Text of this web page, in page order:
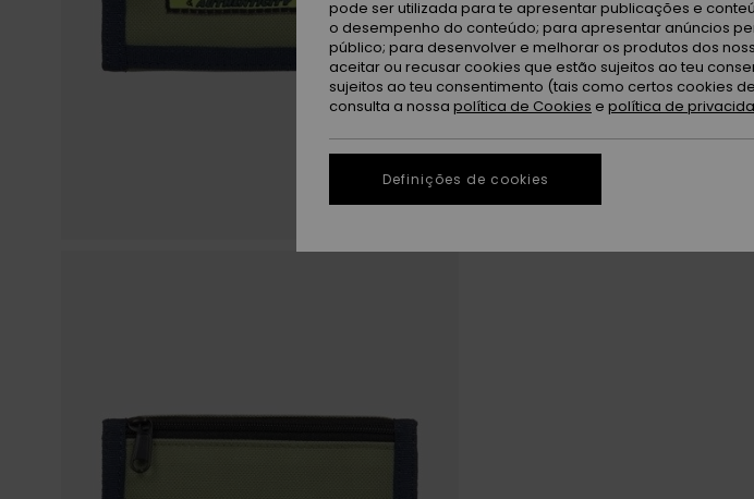
pode ser utilizada para te apresentar publicações e
o desempenho do conteúdo; para apresentar anúncios
público; para desenvolver e melhorar os produtos dos
aceitar ou recusar cookies que estão sujeitos ao teu
sujeitos ao teu consentimento (tais como certos cookies
consulta a nossa política de Cookies e política de
Definições de cookies